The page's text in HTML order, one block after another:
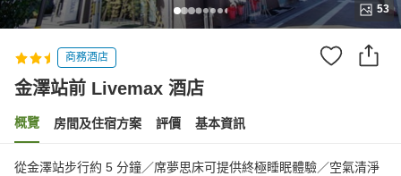
53
商務酒店
金澤站前 Livemax 酒店
概覽 房間及住宿方案 評價 基本資訊
從金澤站步行約 5 分鐘／席夢思床可提供終極睡眠體驗／空氣清淨